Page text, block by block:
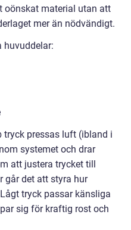
oönskat material utan att
mer än nödvändigt.
huvuddelar:
tryck pressas luft (ibland i
systemet och drar
att justera trycket till
går det att styra hur
tryck passar känsliga
sig för kraftig rost och